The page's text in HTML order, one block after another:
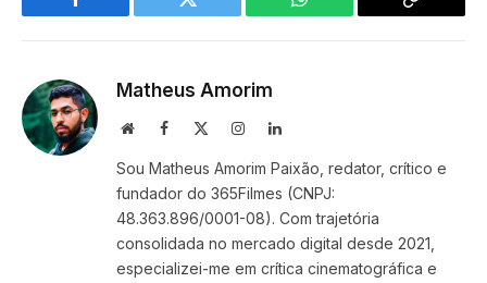
Facebook Twitter WhatsApp
Copy
Matheus Amorim
WebsiteFacebook InstagramLinkedIn
Sou Matheus Amorim Paixão, redator, crítico e
fundador do 365Filmes (CNPJ:
48.363.896/0001-08). Com trajetória
consolidada no mercado digital desde 2021,
especializei-me em crítica cinematográfica e